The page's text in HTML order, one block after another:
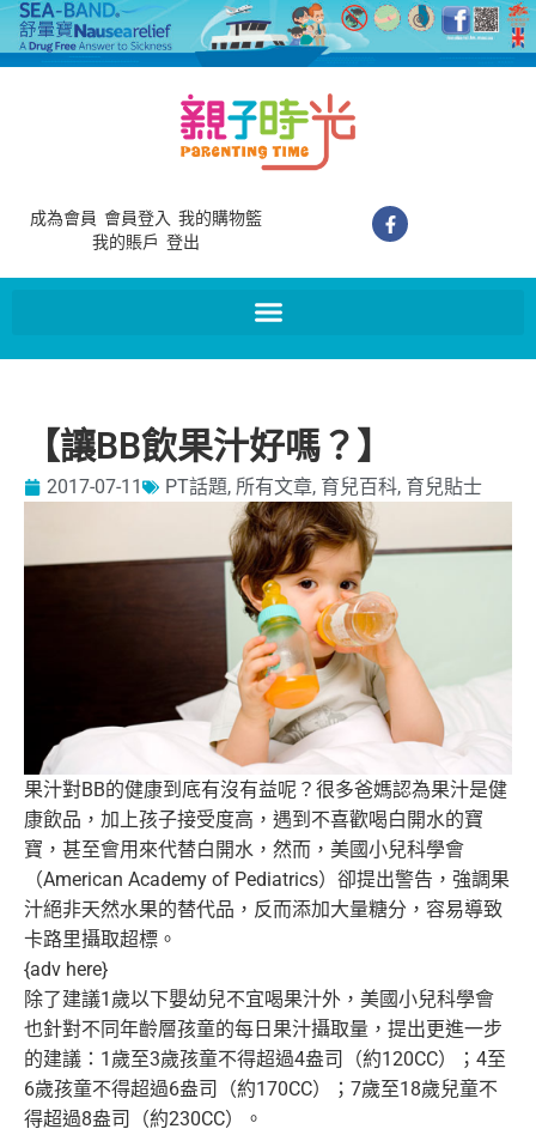
成為會員 會員登入 我的購物籃
我的賬戶 登出
【讓BB飲果汁好嗎？】
2017-07-11 PT話題, 所有文章, 育兒百科, 育兒貼士
果汁對BB的健康到底有沒有益呢？很多爸媽認為果汁是健
康飲品， 加上孩子接受度高，遇到不喜歡喝白開水的寶
寶， 甚至會用來代替白開水，然而，美國小兒科學會
（American Academy of Pediatrics）卻提出警告， 強調果
汁絕非天然水果的替代品，反而添加大量糖分， 容易導致
卡路里攝取超標。
{adv here}
除了建議1歲以下嬰幼兒不宜喝果汁外， 美國小兒科學會
也針對不同年齡層孩童的每日果汁攝取量， 提出更進一步
的建議：1歲至3歲孩童不得超過4盎司（約120CC）；4至
6歲孩童不得超過6盎司（約170CC）； 7歲至18歲兒童不
得超過8盎司（約230CC）。